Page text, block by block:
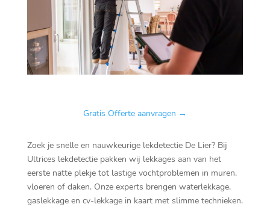
Gratis Offerte aanvragen →
Zoek je snelle en nauwkeurige lekdetectie De Lier? Bij
Ultrices lekdetectie pakken wij lekkages aan van het
eerste natte plekje tot lastige vochtproblemen in muren,
vloeren of daken. Onze experts brengen waterlekkage,
gaslekkage en cv-lekkage in kaart met slimme technieken.